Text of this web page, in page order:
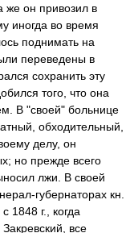
он привозил в
иногда во время
поднимать на
переведены в
сохранить эту
того, что она
В "своей" больнице
обходительный,
делу, он
но прежде всего
лжи. В своей
губернаторах кн.
1848 г., когда
все